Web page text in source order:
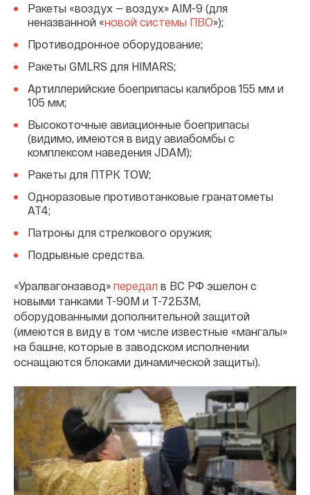
Ракеты «воздух — воздух» AIM-9 (для
неназванной «новой системы ПВО»);
Противодронное оборудование;
Ракеты GMLRS для HIMARS;
Артиллерийские боеприпасы калибров 155 мм и
105 мм;
Высокоточные авиационные боеприпасы
(видимо, имеются в виду авиабомбы с
комплексом наведения JDAM);
Ракеты для ПТРК TOW;
Одноразовые противотанковые гранатометы
AT4;
Патроны для стрелкового оружия;
Подрывные средства.
«Уралвагонзавод» передал в ВС РФ эшелон с
новыми танками Т-90М и Т-72Б3М,
оборудованными дополнительной защитой
(имеются в виду в том числе известные «мангалы»
на башне, которые в заводском исполнении
оснащаются блоками динамической защиты).